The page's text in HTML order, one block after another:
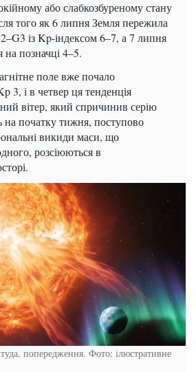
або слабкозбуреному стану
того як 6 липня Земля пережила
із Kp-індексом 6–7, а 7 липня
на позначці 4–5.
поле вже почало
3, і в четвер ця тенденція
вітер, який спричинив серію
початку тижня, поступово
викиди маси, що
розсіюються в
попередження. Фото: ілюстративне